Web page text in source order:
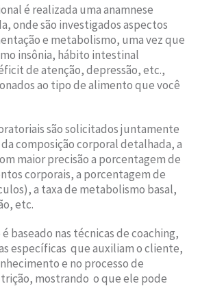
é realizada uma anamnese
onde são investigados aspectos
e metabolismo, uma vez que
insônia, hábito intestinal
de atenção, depressão, etc.,
ao tipo de alimento que você
são solicitados juntamente
composição corporal detalhada, a
maior precisão a porcentagem de
corporais, a porcentagem de
a taxa de metabolismo basal,
etc.
baseado nas técnicas de coaching,
específicas que auxiliam o cliente,
e no processo de
mostrando o que ele pode